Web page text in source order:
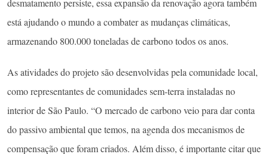
desmatamento persiste, essa expansão da renovação agora também
está ajudando o mundo a combater as mudanças climáticas,
armazenando 800.000 toneladas de carbono todos os anos.
As atividades do projeto são desenvolvidas pela comunidade local,
como representantes de comunidades sem-terra instaladas no
interior de São Paulo. “O mercado de carbono veio para dar conta
do passivo ambiental que temos, na agenda dos mecanismos de
compensação que foram criados. Além disso, é importante citar que